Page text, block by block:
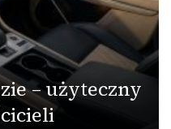
– użyteczny